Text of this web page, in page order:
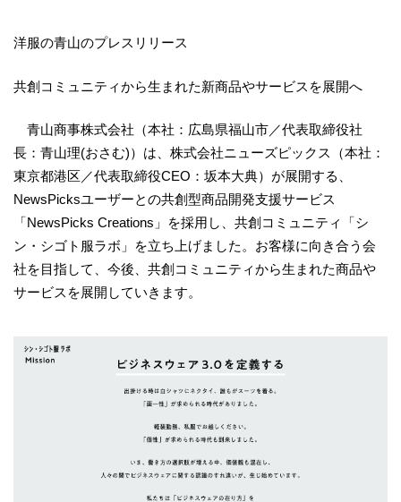
洋服の青山のプレスリリース
共創コミュニティから生まれた新商品やサービスを展開へ
青山商事株式会社（本社：広島県福山市／代表取締役社
長：青山理(おさむ)）は、株式会社ニューズピックス（本社：
東京都港区／代表取締役CEO：坂本大典）が展開する、
NewsPicksユーザーとの共創型商品開発支援サービス
「NewsPicks Creations」を採用し、共創コミュニティ「シ
ン・シゴト服ラボ」を立ち上げました。お客様に向き合う会
社を目指して、今後、共創コミュニティから生まれた商品や
サービスを展開していきます。